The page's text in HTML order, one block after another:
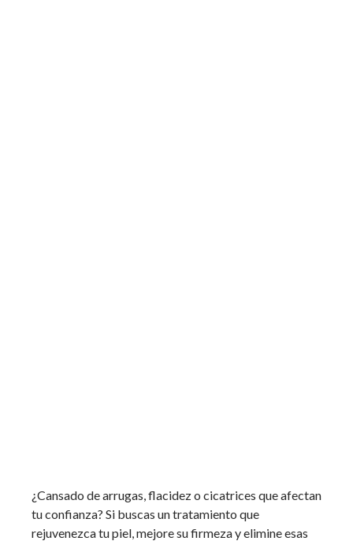
¿Cansado de arrugas, flacidez o cicatrices que afectan
tu confianza? Si buscas un tratamiento que
rejuvenezca tu piel, mejore su firmeza y elimine esas